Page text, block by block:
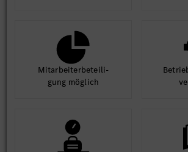
Mit­arbeiter­beteili­
gung möglich